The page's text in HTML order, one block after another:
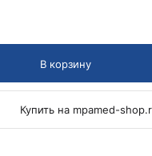
В корзину
Купить на mpamed-